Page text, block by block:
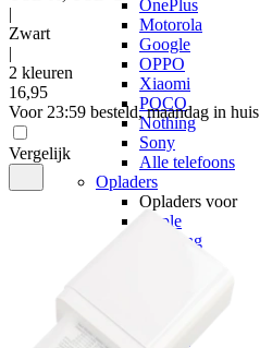
OnePlus
Motorola
Google
OPPO
Xiaomi
POCO
Nothing
Sony
Alle telefoons
Opladers
Opladers voor
Apple
Samsung
|
Zwart
|
2 kleuren
16,95
Voor 23:59 besteld, maandag in huis
Vergelijk